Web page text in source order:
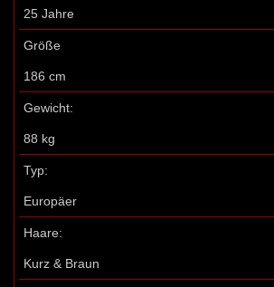
25 Jahre
Größe
186 cm
Gewicht:
88 kg
Typ:
Europäer
Haare:
Kurz & Braun